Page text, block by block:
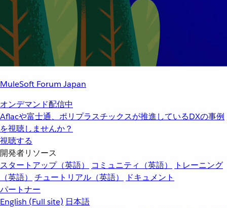
MuleSoft Forum Japan
オンデマンド配信中
Aflacや富士通、ポリプラスチックスが推進しているDXの事例
を視聴しませんか？
視聴する
開発者リソース
スタートアップ（英語）
コミュニティ（英語）
トレーニング
（英語）
チュートリアル（英語）
ドキュメント
パートナー
English (Full site) 日本語